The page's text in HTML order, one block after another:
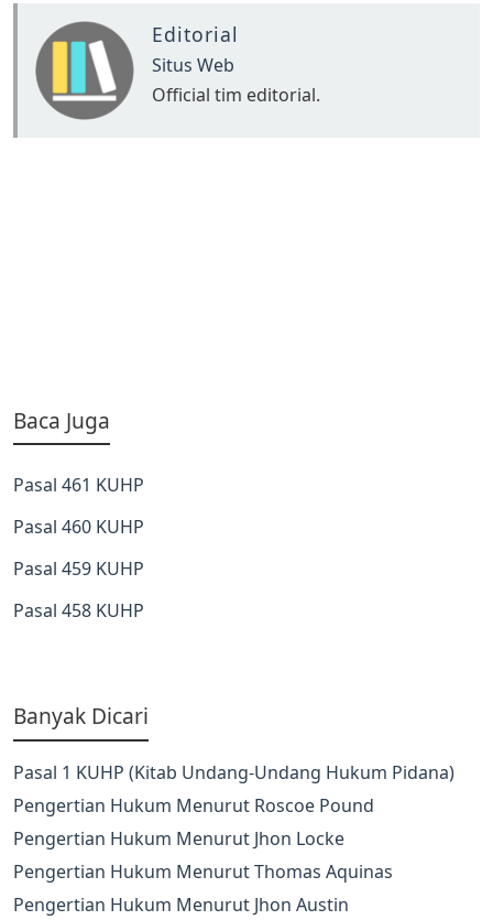
Editorial
Situs Web
Official tim editorial.
Baca Juga
Pasal 461 KUHP
Pasal 460 KUHP
Pasal 459 KUHP
Pasal 458 KUHP
Banyak Dicari
Pasal 1 KUHP (Kitab Undang-Undang Hukum Pidana)
Pengertian Hukum Menurut Roscoe Pound
Pengertian Hukum Menurut Jhon Locke
Pengertian Hukum Menurut Thomas Aquinas
Pengertian Hukum Menurut Jhon Austin